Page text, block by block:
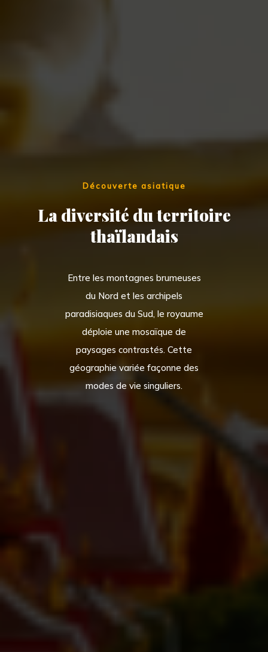
Découverte asiatique
La diversité du territoire
thaïlandais
Entre les montagnes brumeuses
du Nord et les archipels
paradisiaques du Sud, le royaume
déploie une mosaïque de
paysages contrastés. Cette
géographie variée façonne des
modes de vie singuliers.